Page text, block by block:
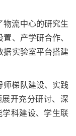
物流中心的研究生
、产学研合作、
据实验室平台搭建
师梯队建设、实践
开充分研讨、深
学科建设、学生联